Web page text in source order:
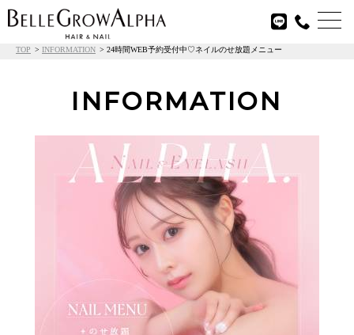

TOP INFORMATION 24時間WEB予約受付中♡ネイルのせ放題メニュー
INFORMATION